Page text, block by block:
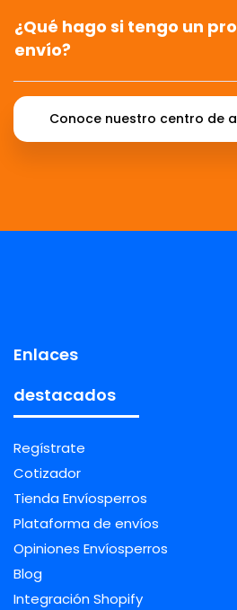
¿Qué hago si tengo un
envío?
Conoce nuestro centro de
Enlaces
destacados
Regístrate
Cotizador
Tienda Envíosperros
Plataforma de envíos
Opiniones Envíosperros
Blog
Integración Shopify